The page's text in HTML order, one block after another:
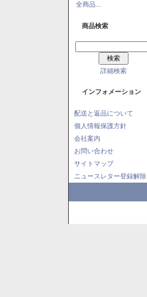
全商品...
商品検索
詳細検索
インフォメーション
配送と返品について
個人情報保護方針
会社案内
お問い合わせ
サイトマップ
ニュースレター登録解除